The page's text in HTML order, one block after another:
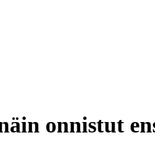
onnistut